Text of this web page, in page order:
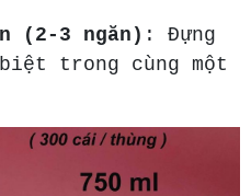
(2-3 ngăn) : Đựng
trong cùng một